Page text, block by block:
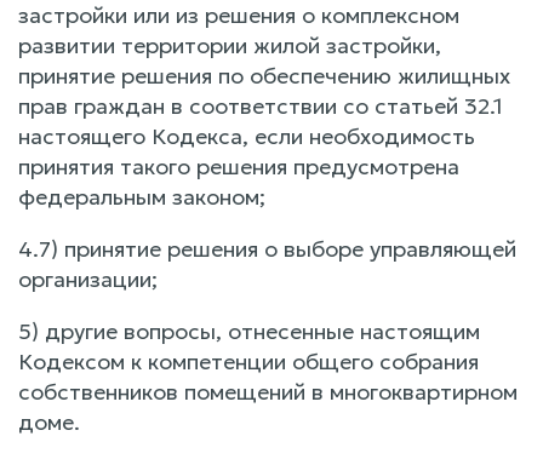
застройки или из решения о комплексном
развитии территории жилой застройки,
принятие решения по обеспечению жилищных
прав граждан в соответствии со статьей 32.1
настоящего Кодекса, если необходимость
принятия такого решения предусмотрена
федеральным законом;
4.7) принятие решения о выборе управляющей
организации;
5) другие вопросы, отнесенные настоящим
Кодексом к компетенции общего собрания
собственников помещений в многоквартирном
доме.